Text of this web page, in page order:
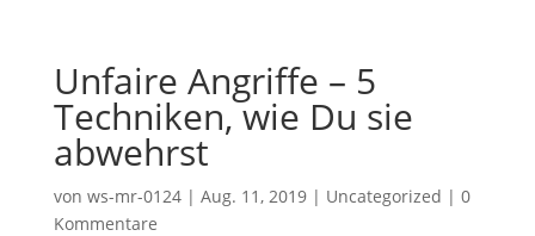
Unfaire Angriffe – 5
Techniken, wie Du sie
abwehrst
von ws-mr-0124| Aug. 11, 2019| Uncategorized | 0
Kommentare